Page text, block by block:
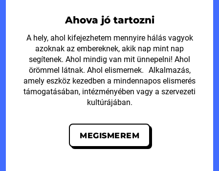
Ahova jó tartozni
A hely, ahol kifejezhetem mennyire hálás vagyok
azoknak az embereknek, akik nap mint nap
segítenek. Ahol mindig van mit ünnepelni! Ahol
örömmel látnak. Ahol elismernek. Alkalmazás,
amely eszköz kezedben a mindennapos elismerés
támogatásában, intézményében vagy a szervezeti
kultúrájában.
MEGISMEREM